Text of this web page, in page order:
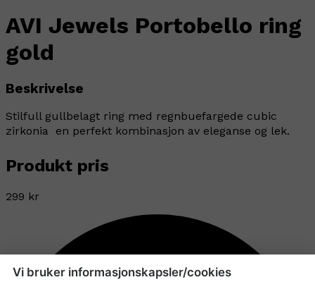
AVI Jewels Portobello ring
gold
Beskrivelse
Stilfull gullbelagt ring med regnbuefargede cubic
zirkonia  en perfekt kombinasjon av eleganse og lek.
Produkt pris
299 kr
Vi bruker informasjonskapsler/cookies